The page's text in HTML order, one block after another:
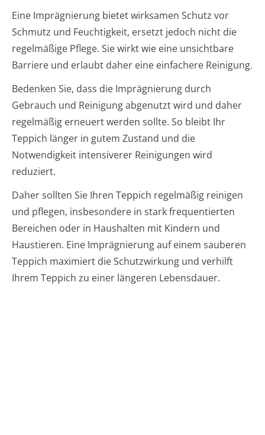
Eine Imprägnierung bietet wirksamen Schutz vor
Schmutz und Feuchtigkeit, ersetzt jedoch nicht die
regelmäßige Pflege. Sie wirkt wie eine unsichtbare
Barriere und erlaubt daher eine einfachere Reinigung.
Bedenken Sie, dass die Imprägnierung durch
Gebrauch und Reinigung abgenutzt wird und daher
regelmäßig erneuert werden sollte. So bleibt Ihr
Teppich länger in gutem Zustand und die
Notwendigkeit intensiverer Reinigungen wird
reduziert.
Daher sollten Sie Ihren Teppich regelmäßig reinigen
und pflegen, insbesondere in stark frequentierten
Bereichen oder in Haushalten mit Kindern und
Haustieren. Eine Imprägnierung auf einem sauberen
Teppich maximiert die Schutzwirkung und verhilft
Ihrem Teppich zu einer längeren Lebensdauer.